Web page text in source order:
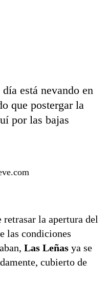
está nevando en
que postergar la
por las bajas
retrasar la apertura del
las condiciones
Las Leñas ya se
cubierto de